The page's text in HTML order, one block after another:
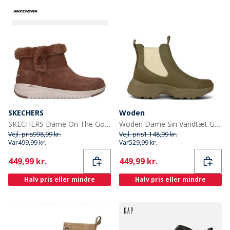
SKECHERS
SKECHERS Dame On The Go Stellar Vandtætte Støvler Brun
Vejl. pris998,99 kr.
Var499,99 kr.
Current
449,99 kr.
Halv pris eller mindre
Woden
Woden Dame Siri Vandtæt Gummi Støvler 202 Mørk Oliven/Alfalfa
Vejl. pris1.148,99 kr.
Var529,99 kr.
Current
449,99 kr.
Halv pris eller mindre